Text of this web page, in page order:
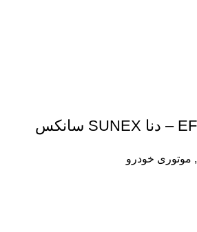
, موتوری خودرو